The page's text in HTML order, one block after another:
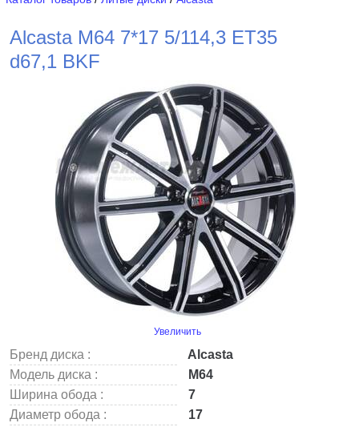
Alcasta M64 7*17 5/114,3 ET35
d67,1 BKF
Увеличить
Бренд диска :
Alcasta
Модель диска :
M64
Ширина обода :
7
Диаметр обода :
17